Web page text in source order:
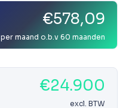
€578,09
per maand o.b.v 60 maanden
€24.900
excl. BTW